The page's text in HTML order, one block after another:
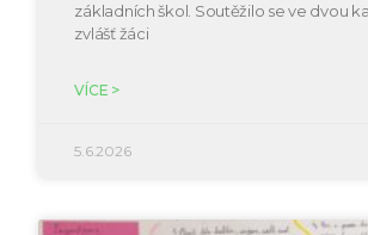
základních škol. Soutěžilo se ve dvou
zvlášť žáci
VÍCE >
5.6.2026